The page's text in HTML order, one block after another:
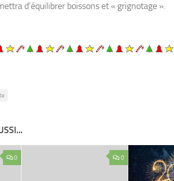
d’équilibrer boissons et « grignotage ».
0 0